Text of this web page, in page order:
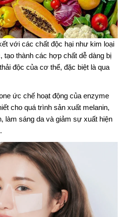
với các chất độc hại như kim loại
tạo thành các hợp chất dễ dàng bị
độc của cơ thể, đặc biệt là qua
ức chế hoạt động của enzyme
cho quá trình sản xuất melanin,
làm sáng da và giảm sự xuất hiện